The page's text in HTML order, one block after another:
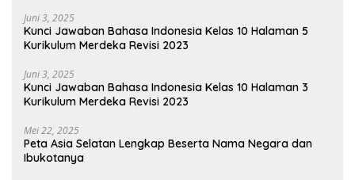
Juni 3, 2025
Kunci Jawaban Bahasa Indonesia Kelas 10 Halaman 5
Kurikulum Merdeka Revisi 2023
Juni 3, 2025
Kunci Jawaban Bahasa Indonesia Kelas 10 Halaman 3
Kurikulum Merdeka Revisi 2023
Mei 22, 2025
Peta Asia Selatan Lengkap Beserta Nama Negara dan
Ibukotanya